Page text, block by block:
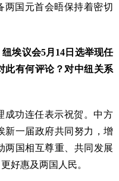
两国元首会晤保持着密切
埃议会5月14日选举现任
此有何评论？对中纽关系
成功连任表示祝贺。中方
新一届政府共同努力，增
两国相互尊重、共同发展
好惠及两国人民。